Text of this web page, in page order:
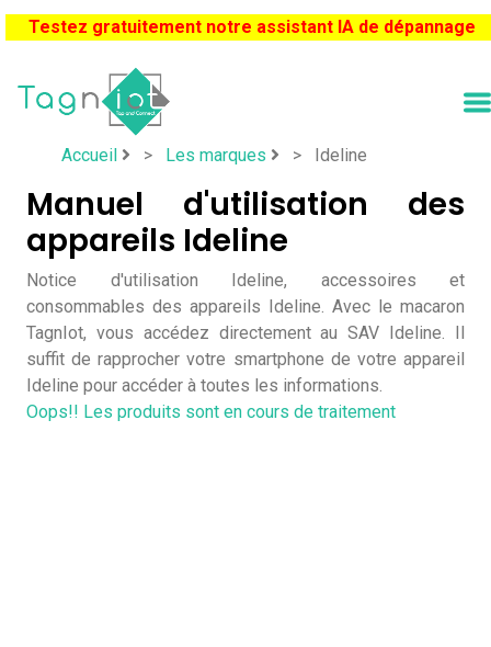
Testez gratuitement notre assistant IA de dépannage
Accueil > Les marques > Ideline
Manuel d'utilisation des
appareils Ideline
Notice d'utilisation Ideline, accessoires et
consommables des appareils Ideline. Avec le macaron
TagnIot, vous accédez directement au SAV Ideline. Il
suffit de rapprocher votre smartphone de votre appareil
Ideline pour accéder à toutes les informations.
Oops!! Les produits sont en cours de traitement